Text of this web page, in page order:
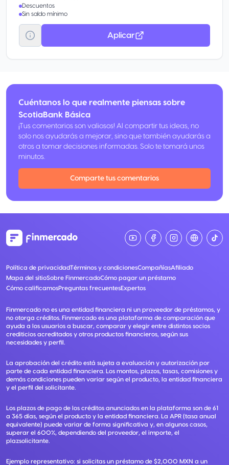
Descuentos
Sin saldo mínimo
Aplicar
Cuéntanos lo que realmente piensas sobre
ScotiaBank Básica
¡Tus comentarios son valiosos! Al compartir tus ideas, no
solo nos ayudarás a mejorar, sino que también ayudarás a
otros a tomar decisiones informadas. Solo te tomará unos
minutos.
Comparte tus comentarios
Política de privacidadTérminos y condicionesCompañíasAfiliado
Mapa del sitioSobre FinmercadoCómo pagar un préstamo
Cómo calificamosPreguntas frecuentesExpertos
Finmercado no es una entidad financiera ni un proveedor de préstamos, y
no otorga créditos. Finmercado es una plataforma de comparación que
ayuda a los usuarios a buscar, comparar y elegir entre distintos socios
crediticios acreditados y otros productos financieros, según sus
necesidades y perfil.
La aprobación del crédito está sujeta a evaluación y autorización por
parte de cada entidad financiera. Los montos, plazos, tasas, comisiones y
demás condiciones pueden variar según el producto, la entidad financiera
y el perfil del solicitante.
Los plazos de pago de los créditos anunciados en la plataforma son de 61
a 365 días, según el producto y la entidad financiera. La APR (tasa anual
equivalente) puede variar de forma significativa y, en algunos casos,
superar el 600%, dependiendo del proveedor, el importe, el
plazsolicitante.
Ejemplo representativo: si solicitas un préstamo de $2,000 MXN a un